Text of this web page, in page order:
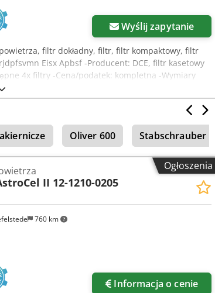
Wyślij zapytanie
filtr dokładny, filtr, filtr kompaktowy, filtr
Eisx Apbsf -Producent: DCE, filtr kasetowy
4x filtry -Cena/podatek: kompletna -Wymiary
Oliver 600 Stabschrauber
Ogłoszenia
760 km
II 12-1210-0205
Informacja o cenie